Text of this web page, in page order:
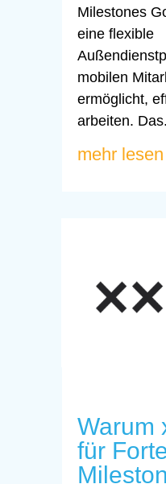
Milestones
eine flexible
mobilen
ermöglicht,
arbeiten.
mehr lesen
Warum
für